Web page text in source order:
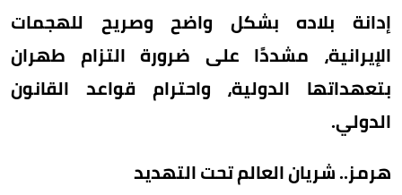
إدانة بلاده بشكل واضح وصريح للهجمات
الإيرانية، مشددًا على ضرورة التزام طهران
بتعهداتها الدولية، واحترام قواعد القانون
الدولي.
هرمز.. شريان العالم تحت التهديد